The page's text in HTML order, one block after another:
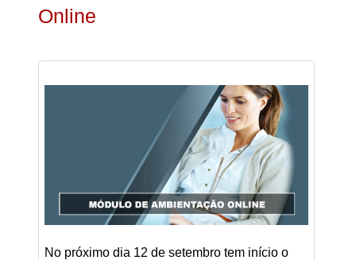
Online
No próximo dia 12 de setembro tem início o